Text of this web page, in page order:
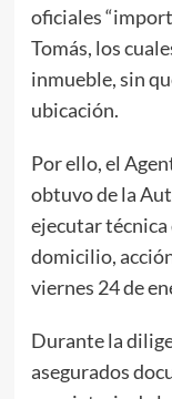
oficiales
Tomás, los
inmueble, sin
ubicación.
Por ello, el
obtuvo de la
ejecutar técnica
domicilio,
viernes 24 de
Durante la
asegurados